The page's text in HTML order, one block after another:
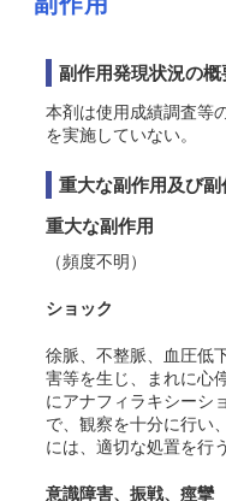
副作用発現状況の概
本剤は使用成績調査等
を実施していない。
重大な副作用及び副
重大な副作用
（頻度不明）
ショック
徐脈、不整脈、血圧低
害等を生じ、まれに心
にアナフィラキシーシ
で、観察を十分に行い
には、適切な処置を行
意識障害、振戦、痙攣